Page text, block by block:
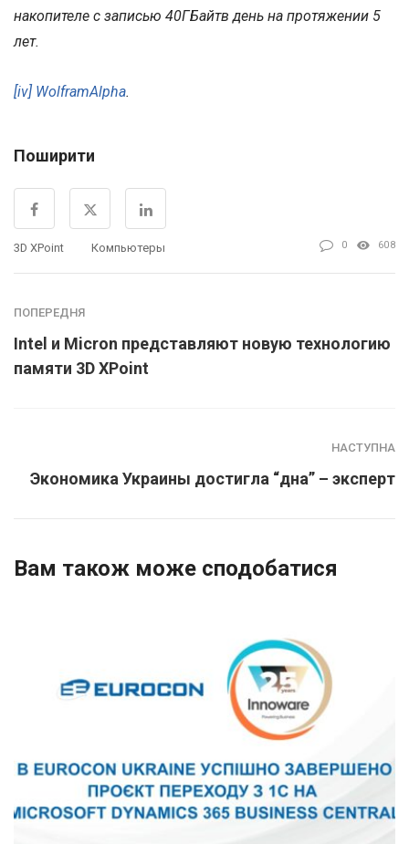
накопителе с записью 40ГБайтв день на протяжении 5
лет.
[iv] WolframAlpha.
Поширити
3D XPoint Компьютеры 0 608
ПОПЕРЕДНЯ
Intel и Micron представляют новую технологию
памяти 3D XPoint
НАСТУПНА
Экономика Украины достигла “дна” – эксперт
Вам також може сподобатися